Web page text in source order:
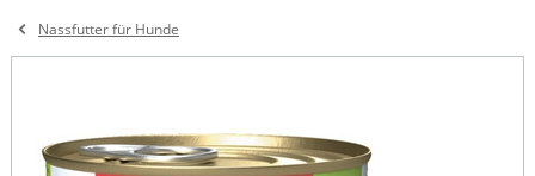
Nassfutter für Hunde